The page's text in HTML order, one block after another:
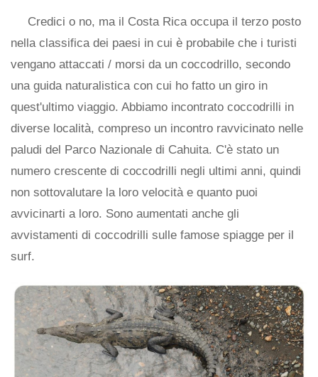
Credici o no, ma il Costa Rica occupa il terzo posto
nella classifica dei paesi in cui è probabile che i turisti
vengano attaccati / morsi da un coccodrillo, secondo
una guida naturalistica con cui ho fatto un giro in
quest'ultimo viaggio. Abbiamo incontrato coccodrilli in
diverse località, compreso un incontro ravvicinato nelle
paludi del Parco Nazionale di Cahuita. C'è stato un
numero crescente di coccodrilli negli ultimi anni, quindi
non sottovalutare la loro velocità e quanto puoi
avvicinarti a loro. Sono aumentati anche gli
avvistamenti di coccodrilli sulle famose spiagge per il
surf.